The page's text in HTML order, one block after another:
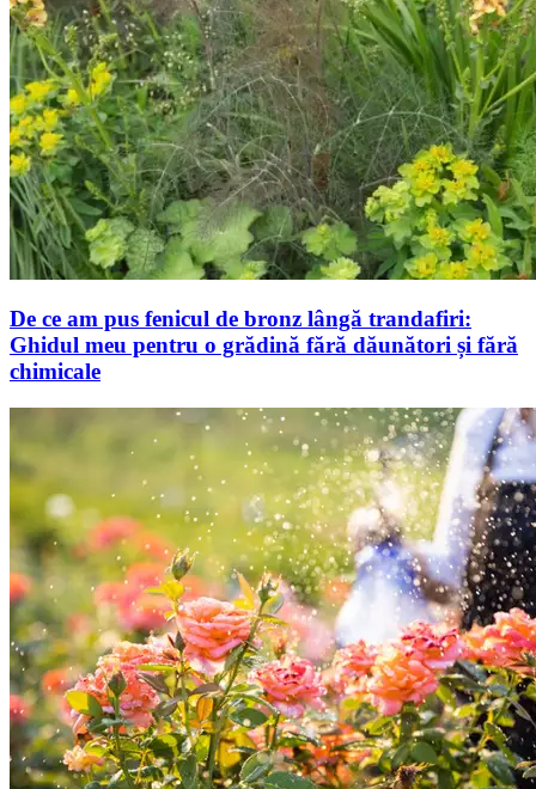
De ce am pus fenicul de bronz lângă trandafiri:
Ghidul meu pentru o grădină fără dăunători și fără
chimicale